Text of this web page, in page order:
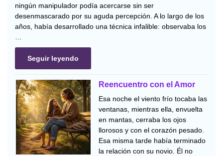
ningún manipulador podía acercarse sin ser
desenmascarado por su aguda percepción. A lo largo de los
años, había desarrollado una técnica infalible: observaba los
Seguir leyendo
Reencuentro con el Amor
Esa noche el viento frío tocaba las
ventanas, mientras ella, envuelta
en mantas, cerraba los ojos
llorosos y con el corazón pesado.
Esa misma tarde había terminado
la relación con su novio. Él no